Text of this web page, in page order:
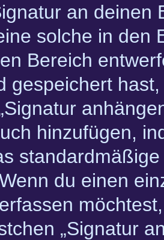
an deinen
solche in den
Bereich
gespeichert
hinzufügen,
du einen
„Signatur